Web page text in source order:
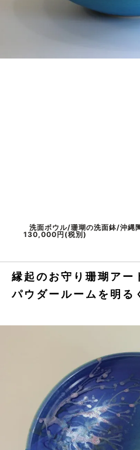
洗面ボウル/珊瑚の洗面鉢/沖縄
130,000円(税別)
縁起のお守り珊瑚アー
パウダールームを明る